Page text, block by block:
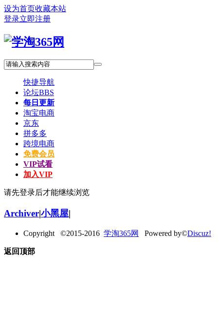
设为首页收藏本站
登录立即注册
快捷导航
论坛BBS
每日更新
淘宝电商
京东
拼多多
跨境电商
免费会员
VIP试看
加入VIP
请先登录后才能继续浏览
Archiver|小黑屋|
Copyright ©2015-2016 学淘365网 Powered by©Discuz!
返回顶部